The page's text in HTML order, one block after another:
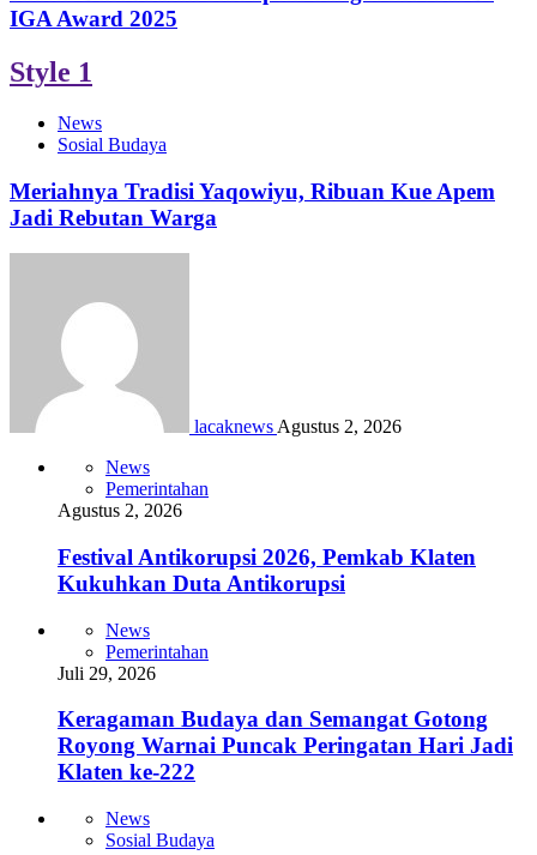
IGA Award 2025
Style 1
News
Sosial Budaya
Meriahnya Tradisi Yaqowiyu, Ribuan Kue Apem
Jadi Rebutan Warga
lacaknews Agustus 2, 2026
News
Pemerintahan
Agustus 2, 2026
Festival Antikorupsi 2026, Pemkab Klaten
Kukuhkan Duta Antikorupsi
News
Pemerintahan
Juli 29, 2026
Keragaman Budaya dan Semangat Gotong
Royong Warnai Puncak Peringatan Hari Jadi
Klaten ke-222
News
Sosial Budaya